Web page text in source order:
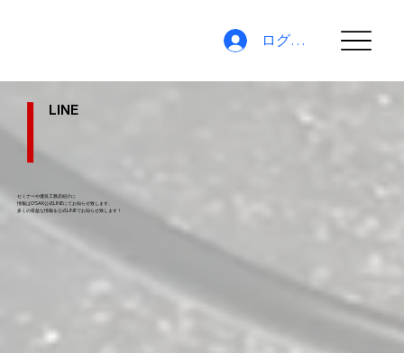
ログイン
LINE
セミナーや優良工務店紹介に
情報はO'SAK公式LINEにてお知らせ致します。
​多くの有益な情報を公式LINEでお知らせ致します！